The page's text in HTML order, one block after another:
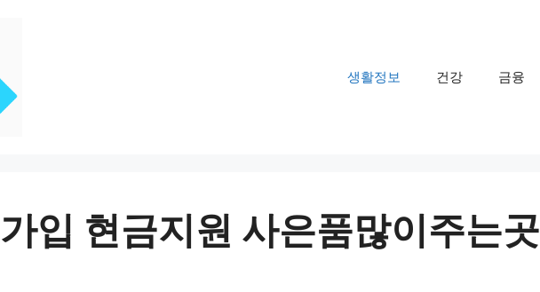
생활정보 건강 금융
입 현금지원 사은품많이주는